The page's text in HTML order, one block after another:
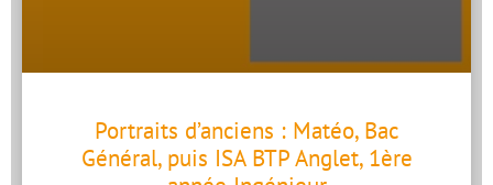
Portraits d’anciens : Matéo, Bac
Général, puis ISA BTP Anglet, 1ère